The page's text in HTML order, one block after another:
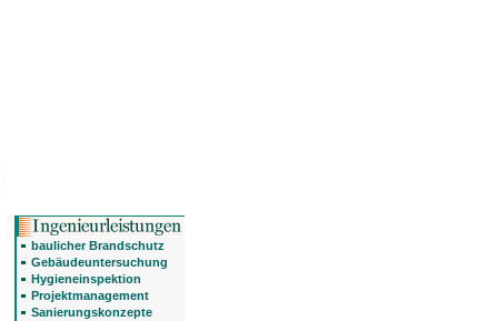
baulicher Brandschutz
Gebäudeuntersuchung
Hygieneinspektion
Projektmanagement
Sanierungskonzepte